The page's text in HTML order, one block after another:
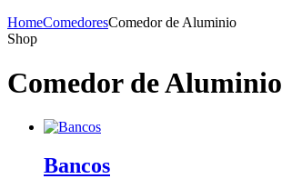
HomeComedoresComedor de Aluminio
Shop
Comedor de Aluminio
Bancos